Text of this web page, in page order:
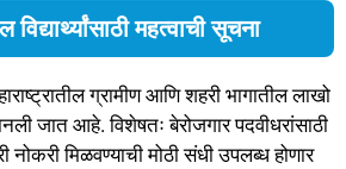
विद्यार्थ्यांसाठी महत्वाची सूचना
ग्रामीण आणि शहरी भागातील लाखो
जात आहे. विशेषतः बेरोजगार पदवीधरांसाठी
नोकरी मिळवण्याची मोठी संधी उपलब्ध होणार